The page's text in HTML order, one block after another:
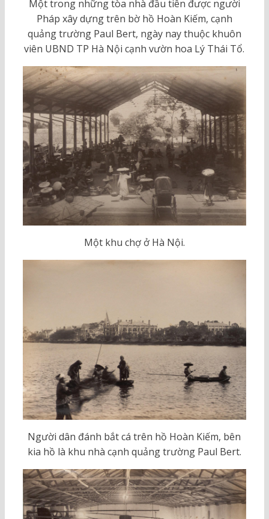
Một trong những tòa nhà đầu tiên được người
Pháp xây dựng trên bờ hồ Hoàn Kiếm, cạnh
quảng trường Paul Bert, ngày nay thuộc khuôn
viên UBND TP Hà Nội cạnh vườn hoa Lý Thái Tổ.
Một khu chợ ở Hà Nội.
Người dân đánh bắt cá trên hồ Hoàn Kiếm, bên
kia hồ là khu nhà cạnh quảng trường Paul Bert.